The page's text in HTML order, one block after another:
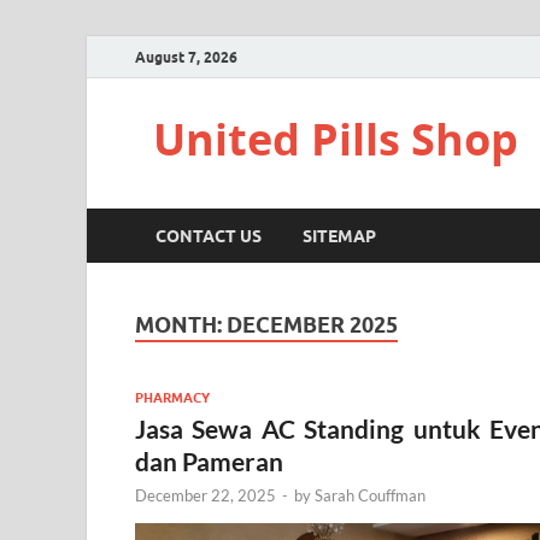
August 7, 2026
United Pills Shop
CONTACT US SITEMAP
MONTH: DECEMBER 2025
PHARMACY
Jasa Sewa AC Standing untuk
dan Pameran
December 22, 2025 - bySarah Couffman